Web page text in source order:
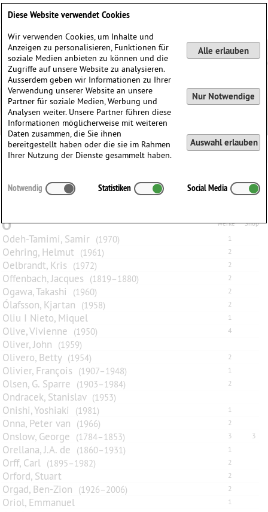
C D I J P
Q
T U Z
O Werke Shop
Odeh-Tamimi, Samir (1970) 1
Oehring, Helmut (1961) 2
Oelbrandt, Kris (1972) 2
Offenbach, Jacques (1819–1880) 2
Ogawa, Takashi (1960) 2
Ólafsson, Kjartan (1958) 2
Oliu I Nieto, Miquel 1
Olive, Vivienne (1950) 4
Oliver, John (1959)
Olivero, Betty (1954) 2
Olivier, François (1907–1948) 1
Olsen, G. Sparre (1903–1984) 2
Ondracek, Stanislav (1953)
Onishi, Yoshiaki (1981) 1
Onna, Peter van (1966) 2
Onslow, George (1784–1853) 3 3
Orellana, J.A. de (1860–1931) 1
Orff, Carl (1895–1982) 2
Orford, Stuart 2
Orgad, Ben-Zion (1926–2006) 2
Oriol, Emmanuel 1
Diese Website verwendet Cookies
Wir verwenden Cookies, um Inhalte und
Anzeigen zu personalisieren, Funktionen für
soziale Medien anbieten zu können und die
Zugriffe auf unsere Website zu analysieren.
Ausserdem geben wir Informationen zu Ihrer
Verwendung unserer Website an unsere
Partner für soziale Medien, Werbung und
Analysen weiter. Unsere Partner führen diese
Informationen möglicherweise mit weiteren
Daten zusammen, die Sie ihnen
bereitgestellt haben oder die sie im Rahmen
Ihrer Nutzung der Dienste gesammelt haben.
Alle erlauben
Nur Notwendige
Auswahl erlauben
Notwendig Statistiken Social Media